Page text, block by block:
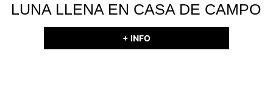
LUNA LLENA EN CASA DE CAMPO
+ INFO